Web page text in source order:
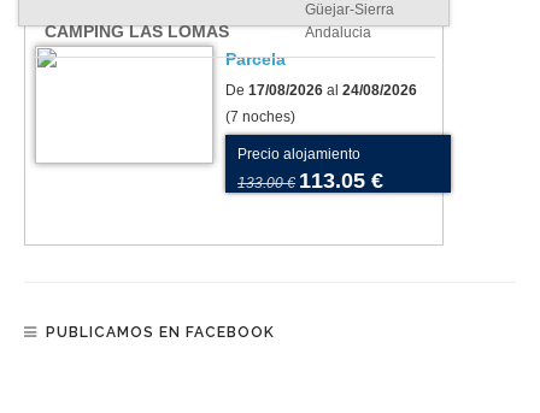
CAMPING LAS LOMAS
Güejar-Sierra
Andalucia
Parcela
De 17/08/2026 al 24/08/2026
(7 noches)
Precio alojamiento
133.00 € 113.05 €
PUBLICAMOS EN FACEBOOK